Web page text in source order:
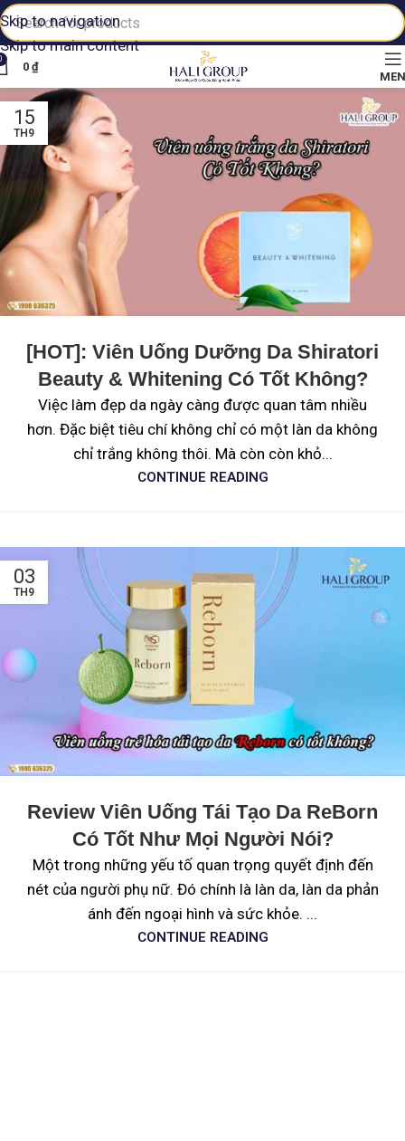
Skip to navigation
Skip to main content
0 ₫
15
TH9
[HOT]: Viên Uống Dưỡng Da Shiratori
Beauty & Whitening Có Tốt Không?
Việc làm đẹp da ngày càng được quan tâm nhiều
hơn. Đặc biệt tiêu chí không chỉ có một làn da không
chỉ trắng không thôi. Mà còn còn khỏ...
CONTINUE READING
03
TH9
Review Viên Uống Tái Tạo Da ReBorn
Có Tốt Như Mọi Người Nói?
Một trong những yếu tố quan trọng quyết định đến
nét của người phụ nữ. Đó chính là làn da, làn da phản
ánh đến ngoại hình và sức khỏe. ...
CONTINUE READING